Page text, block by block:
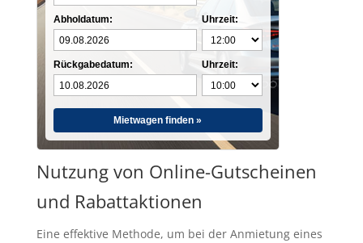
Abholdatum:
Rückgabedatum:
Uhrzeit:
Uhrzeit:
Mietwagen finden »
Nutzung von Online-Gutscheinen
und Rabattaktionen
Eine effektive Methode, um bei der Anmietung eines